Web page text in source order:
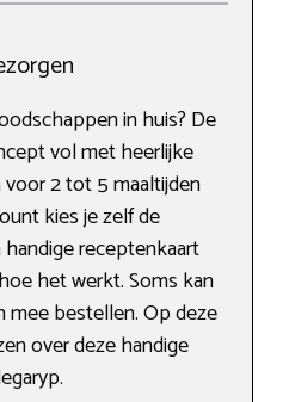
in huis? De
vol met heerlijke
2 tot 5 maaltijden
kies je zelf de
receptenkaart
het werkt. Soms kan
bestellen. Op deze
over deze handige